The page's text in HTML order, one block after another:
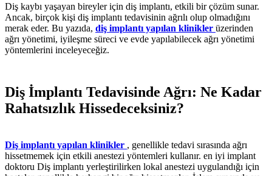
Diş kaybı yaşayan bireyler için diş implantı, etkili bir çözüm sunar.
Ancak, birçok kişi diş implantı tedavisinin ağrılı olup olmadığını
merak eder. Bu yazıda, diş implantı yapılan klinikler üzerinden
ağrı yönetimi, iyileşme süreci ve evde yapılabilecek ağrı yönetimi
yöntemlerini inceleyeceğiz.
Diş İmplantı Tedavisinde Ağrı: Ne Kadar
Rahatsızlık Hissedeceksiniz?
Diş implantı yapılan klinikler , genellikle tedavi sırasında ağrı
hissetmemek için etkili anestezi yöntemleri kullanır. en iyi implant
doktoru Diş implantı yerleştirilirken lokal anestezi uygulandığı için